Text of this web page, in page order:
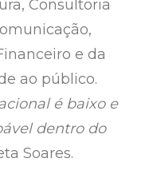
Consultoria
e da
ao público.
é baixo e
dentro do
Soares.